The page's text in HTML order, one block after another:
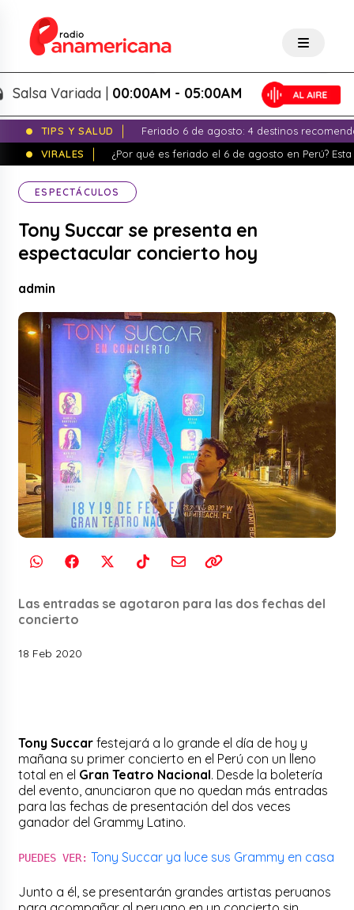
Variada |00:00AM - 05:00AM
TIPS Y SALUD
Feriado 6 de agosto: 4 destinos
VIRALES
¿Por qué es feriado el 6 de agosto en Perú?
ESPECTÁCULOS
Tony Succar se presenta en
espectacular concierto hoy
admin
Las entradas se agotaron para las dos fechas del
concierto
18 Feb 2020
Tony Succar festejará a lo grande el día de hoy y
mañana su primer concierto en el Perú con un lleno
total en el Gran Teatro Nacional. Desde la boletería
del evento, anunciaron que no quedan más entradas
para las fechas de presentación del dos veces
ganador del Grammy Latino.
PUEDES VER: Tony Succar ya luce sus Grammy en casa
Junto a él, se presentarán grandes artistas peruanos